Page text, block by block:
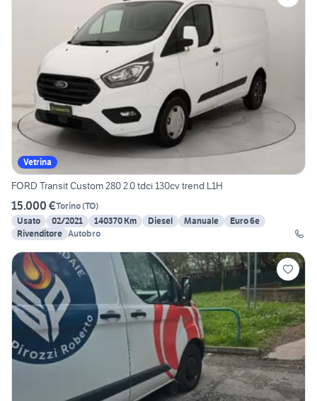
Vetrina
FORD Transit Custom 280 2.0 tdci 130cv trend L1H
15.000 €Torino(TO)
Usato
02/2021 140370 Km Diesel Manuale
Euro 6e
Rivenditore Autobro